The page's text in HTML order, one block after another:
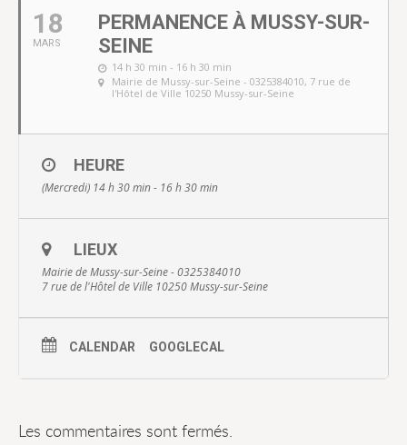
18
MARS
PERMANENCE À MUSSY-SUR-
SEINE
14 h 30 min - 16 h 30 min
Mairie de Mussy-sur-Seine - 0325384010, 7 rue de
l'Hôtel de Ville 10250 Mussy-sur-Seine
HEURE
(Mercredi) 14 h 30 min - 16 h 30 min
LIEUX
Mairie de Mussy-sur-Seine - 0325384010
7 rue de l'Hôtel de Ville 10250 Mussy-sur-Seine
CALENDAR GOOGLECAL
Les commentaires sont fermés.